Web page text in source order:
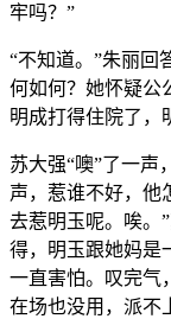
牢吗？”
“不知道。”朱丽回
何如何？她怀疑公
明成打得住院了，
苏大强“噢”了一声
声，惹谁不好，他
去惹明玉呢。唉。
得，明玉跟她妈是
一直害怕。叹完气
在场也没用，派不